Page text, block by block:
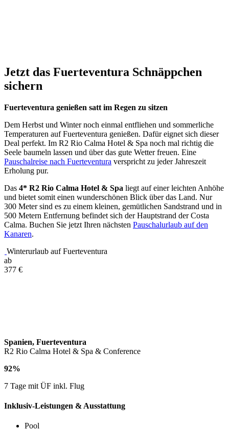
Jetzt das Fuerteventura Schnäppchen
sichern
Fuerteventura genießen satt im Regen zu sitzen
Dem Herbst und Winter noch einmal entfliehen und sommerliche
Temperaturen auf Fuerteventura genießen. Dafür eignet sich dieser
Deal perfekt. Im R2 Rio Calma Hotel & Spa noch mal richtig die
Seele baumeln lassen und über das gute Wetter freuen. Eine
Pauschalreise nach Fuerteventura verspricht zu jeder Jahreszeit
Erholung pur.
Das 4* R2 Rio Calma Hotel & Spa liegt auf einer leichten Anhöhe
und bietet somit einen wunderschönen Blick über das Land. Nur
300 Meter sind es zu einem kleinen, gemütlichen Sandstrand und in
500 Metern Entfernung befindet sich der Hauptstrand der Costa
Calma. Buchen Sie jetzt Ihren nächsten Pauschalurlaub auf den
Kanaren.
Winterurlaub auf Fuerteventura
ab
377 €
Spanien, Fuerteventura
R2 Rio Calma Hotel & Spa & Conference
92%
7 Tage mit ÜF inkl. Flug
Inklusiv-Leistungen & Ausstattung
Pool